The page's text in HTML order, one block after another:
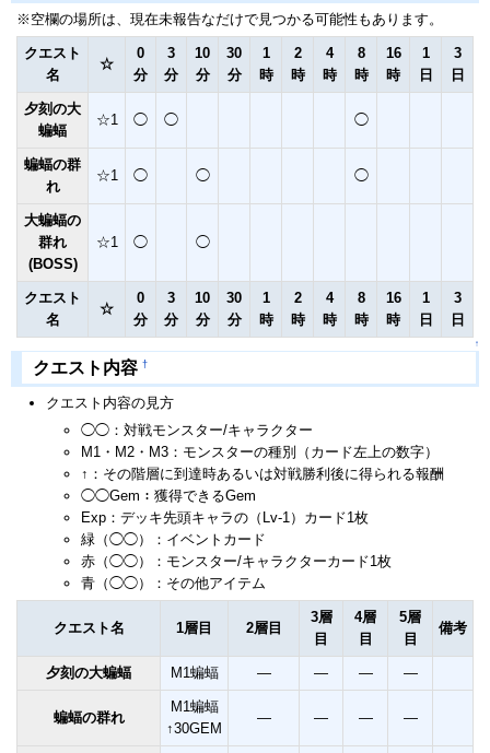
※空欄の場所は、現在未報告なだけで見つかる可能性もあります。
クエスト
名
☆
0
分
3
分
10
分
30
分
1
時
2
時
4
時
8
時
16
時
1
日
3
日
クエスト
名
☆
0
分
3
分
10
分
30
分
1
時
2
時
4
時
8
時
16
時
1
日
3
日
夕刻の大
蝙蝠
☆1 ◯ ◯ ◯
蝙蝠の群
れ
☆1 ◯ ◯ ◯
大蝙蝠の
群れ
(BOSS)
☆1 ◯ ◯
↑
クエスト内容 †
クエスト内容の見方
◯◯：対戦モンスター/キャラクター
M1・M2・M3：モンスターの種別（カード左上の数字）
↑：その階層に到達時あるいは対戦勝利後に得られる報酬
◯◯Gem：獲得できるGem
Exp：デッキ先頭キャラの（Lv-1）カード1枚
緑（◯◯）：イベントカード
赤（◯◯）：モンスター/キャラクターカード1枚
青（◯◯）：その他アイテム
クエスト名 1層目 2層目
3層
目
4層
目
5層
目
備考
夕刻の大蝙蝠 M1蝙蝠 ― ― ― ―
蝙蝠の群れ
M1蝙蝠
↑30GEM
― ― ― ―